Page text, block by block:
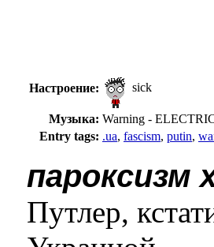
Настроение: sick
Музыка: Warning -
Entry tags: .ua, fascism, putin,
пароксизм
Путлер,